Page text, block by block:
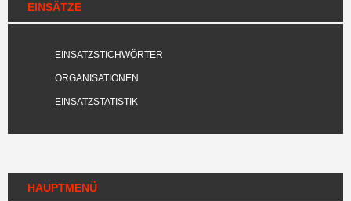
EINSÄTZE
EINSATZSTICHWÖRTER
ORGANISATIONEN
EINSATZSTATISTIK
HAUPTMENÜ